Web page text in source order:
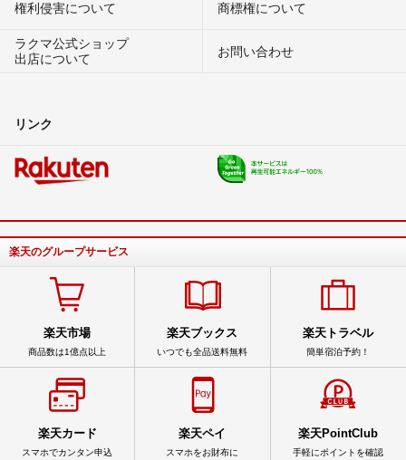
権利侵害について
商標権について
ラクマ公式ショップ
出店について
お問い合わせ
リンク
楽天のグループサービス
楽天市場
商品数は1億点以上
楽天ブックス
いつでも全品送料無料
楽天トラベル
簡単宿泊予約！
楽天カード
スマホでカンタン申込
楽天ペイ
スマホをお財布に
楽天PointClub
手軽にポイントを確認